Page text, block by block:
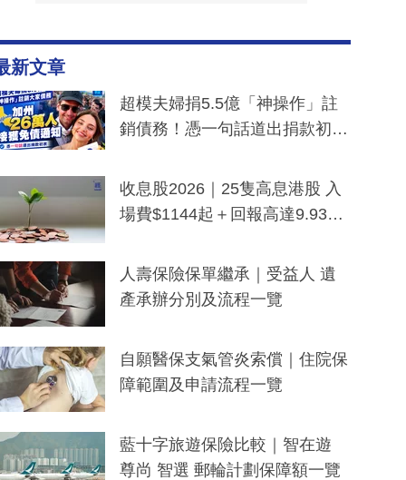
新文章
超模夫婦捐5.5億「神操作」註
銷債務！憑一句話道出捐款初
一度被誤當詐騙手段
收息股2026｜25隻高息港股 入
場費$1144起＋回報高達9.93
人壽保險保單繼承｜受益人 遺
產承辦分別及流程一覽
自願醫保支氣管炎索償｜住院保
障範圍及申請流程一覽
藍十字旅遊保險比較｜智在遊
尊尚 智選 郵輪計劃保障額一覽